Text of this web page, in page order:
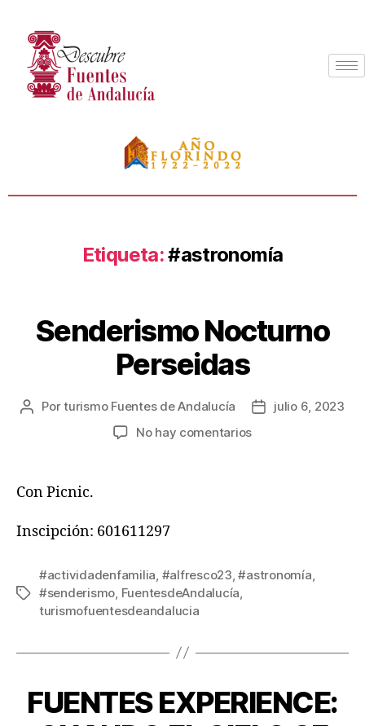
Etiqueta:#astronomía
Senderismo Nocturno
Perseidas
Porturismo Fuentes de Andalucía
julio 6, 2023
No hay comentarios
Con Picnic.
Inscipción: 601611297
#actividadenfamilia #alfresco23 ,#astronomía
#senderismo FuentesdeAndalucía
turismofuentesdeandalucia
FUENTES EXPERIENCE: